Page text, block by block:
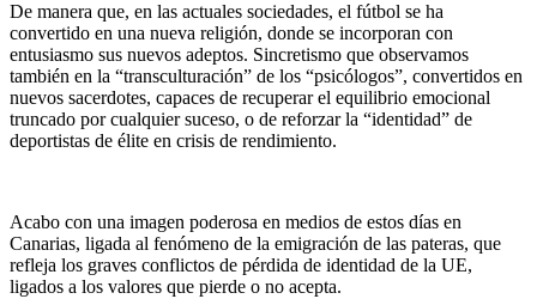
De manera que, en las actuales sociedades, el fútbol se ha
convertido en una nueva religión, donde se incorporan con
entusiasmo sus nuevos adeptos. Sincretismo que observamos
también en la “transculturación” de los “psicólogos”, convertidos en
nuevos sacerdotes, capaces de recuperar el equilibrio emocional
truncado por cualquier suceso, o de reforzar la “identidad” de
deportistas de élite en crisis de rendimiento.
Acabo con una imagen poderosa en medios de estos días en
Canarias, ligada al fenómeno de la emigración de las pateras, que
refleja los graves conflictos de pérdida de identidad de la UE,
ligados a los valores que pierde o no acepta.